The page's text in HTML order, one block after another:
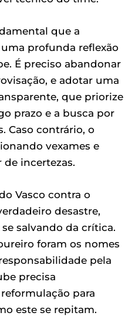
que a
profunda reflexão
É preciso abandonar
e adotar uma
que priorize
prazo e a busca por
Caso contrário, o
vexames e
incertezas.
Vasco contra o
desastre,
salvando da crítica.
foram os nomes
pela
precisa
para
este se repitam.